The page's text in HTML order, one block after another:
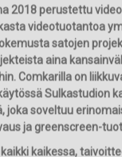
videotuotantoa
satojen
aina
Comkarilla on
Sulkastudion
joka soveltuu
ja greenscreen-
kaikessa,